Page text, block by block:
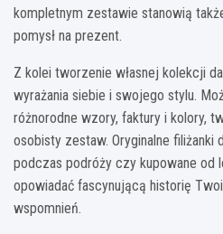
kompletnym zestawie stanowią
pomysł na prezent.
Z kolei tworzenie własnej kolekcji
wyrażania siebie i swojego stylu.
różnorodne wzory, faktury i kolory,
osobisty zestaw. Oryginalne filiżanki
podczas podróży czy kupowane od
opowiadać fascynującą historię
wspomnień.